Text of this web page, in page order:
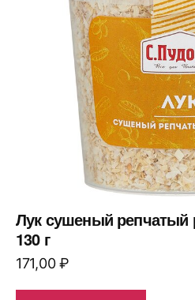
Лук сушеный
130 г
171,00₽